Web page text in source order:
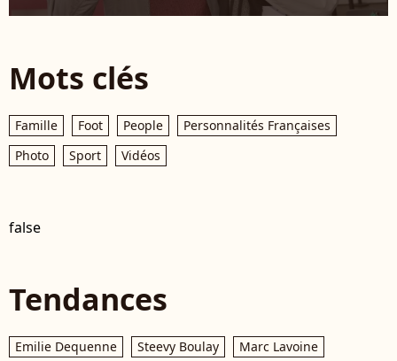
Mots clés
Famille Foot People
Personnalités Françaises
Photo
Sport Vidéos
false
Tendances
Emilie Dequenne Steevy Boulay Marc Lavoine